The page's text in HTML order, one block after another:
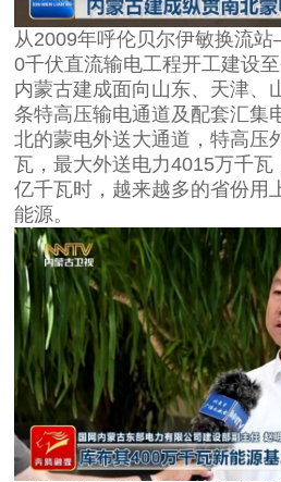
从2009年呼伦贝尔伊敏换流
0千伏直流输电工程开工建设
内蒙古建成面向山东、天津、
条特高压输电通道及配套汇集
北的蒙电外送大通道，特高压
瓦，最大外送电力4015万千
亿千瓦时，越来越多的省份用
能源。